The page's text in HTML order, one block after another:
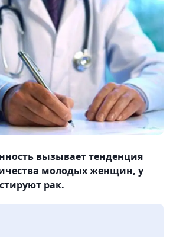
вызывает тенденция
молодых женщин, у
рак.